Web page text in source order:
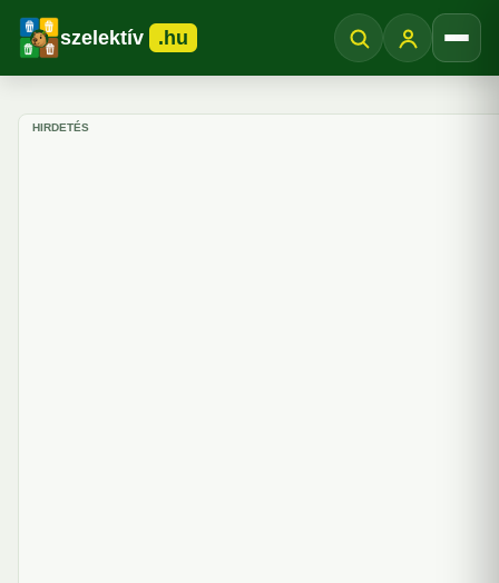
szelektív .hu
HIRDETÉS